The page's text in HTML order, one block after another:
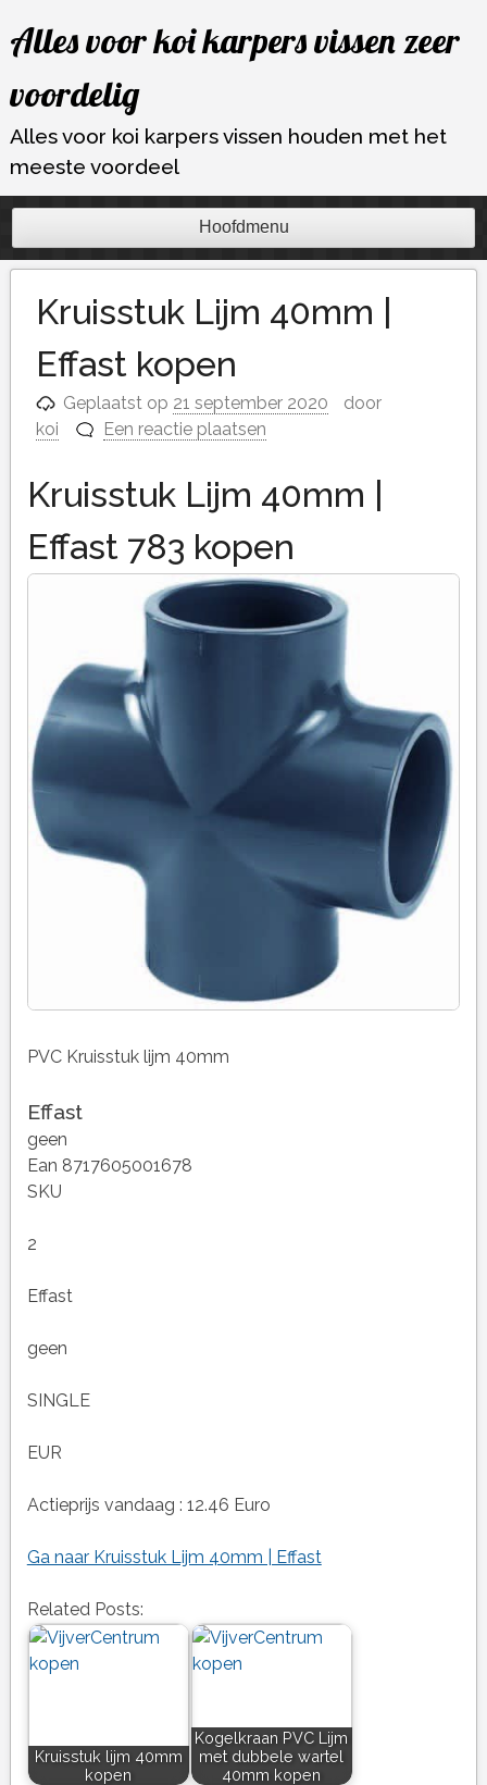
naar
inhoud
Alles voor koi karpers vissen zeer
voordelig
Alles voor koi karpers vissen houden met het
meeste voordeel
Hoofdmenu
Kruisstuk Lijm 40mm |
Effast kopen
Geplaatst op 21 september 2020
door
koi
Een reactie plaatsen
Kruisstuk Lijm 40mm |
Effast 783 kopen
PVC Kruisstuk lijm 40mm
Effast
geen
Ean 8717605001678
SKU
2
Effast
geen
SINGLE
EUR
Actieprijs vandaag : 12.46 Euro
Ga naar Kruisstuk Lijm 40mm | Effast
Related Posts:
Kruisstuk lijm 40mm
kopen
Kogelkraan PVC Lijm
met dubbele wartel
40mm kopen